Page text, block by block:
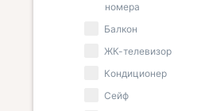
номера
Балкон
ЖК-телевизор
Кондиционер
Сейф